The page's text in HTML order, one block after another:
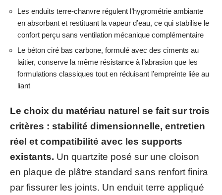
Les enduits terre-chanvre régulent l’hygrométrie ambiante
en absorbant et restituant la vapeur d’eau, ce qui stabilise le
confort perçu sans ventilation mécanique complémentaire
Le béton ciré bas carbone, formulé avec des ciments au
laitier, conserve la même résistance à l’abrasion que les
formulations classiques tout en réduisant l’empreinte liée au
liant
Le choix du matériau naturel se fait sur trois
critères : stabilité dimensionnelle, entretien
réel et compatibilité avec les supports
existants. Un quartzite posé sur une cloison
en plaque de plâtre standard sans renfort finira
par fissurer les joints. Un enduit terre appliqué